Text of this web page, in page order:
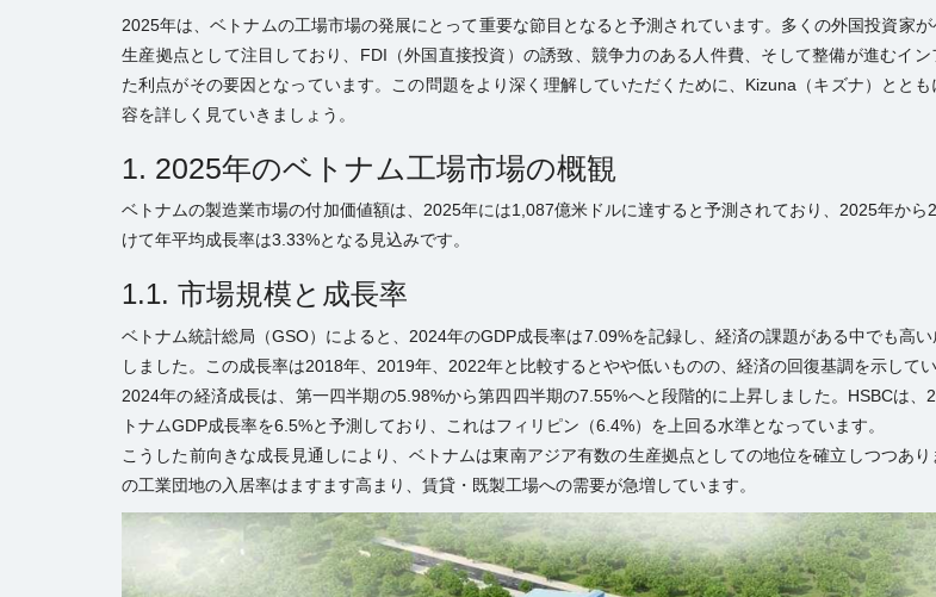
2025年は、ベトナムの工場市場の発展にとって重要な節目となると予測されています。多くの外国投資家が
生産拠点として注目しており、FDI（外国直接投資）の誘致、競争力のある人件費、そして整備が進むイン
た利点がその要因となっています。この問題をより深く理解していただくために、Kizuna（キズナ）ととも
容を詳しく見ていきましょう。
1. 2025年のベトナム工場市場の概観
ベトナムの製造業市場の付加価値額は、2025年には1,087億米ドルに達すると予測されており、2025年から
けて年平均成長率は3.33%となる見込みです。
1.1. 市場規模と成長率
ベトナム統計総局（GSO）によると、2024年のGDP成長率は7.09%を記録し、経済の課題がある中でも高
しました。この成長率は2018年、2019年、2022年と比較するとやや低いものの、経済の回復基調を示してい
2024年の経済成長は、第一四半期の5.98%から第四四半期の7.55%へと段階的に上昇しました。HSBCは、
トナムGDP成長率を6.5%と予測しており、これはフィリピン（6.4%）を上回る水準となっています。
こうした前向きな成長見通しにより、ベトナムは東南アジア有数の生産拠点としての地位を確立しつつあり
の工業団地の入居率はますます高まり、賃貸・既製工場への需要が急増しています。